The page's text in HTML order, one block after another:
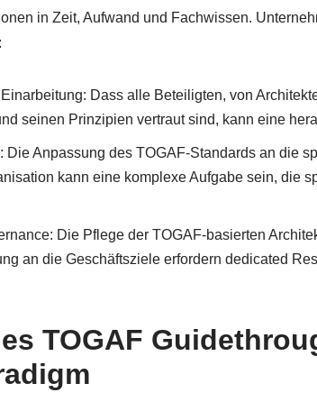
in Zeit, Aufwand und Fachwissen.
Dass alle Beteiligten, von
seinen Prinzipien vertraut sind, kann eine
Anpassung des TOGAF-Standards an die
kann eine komplexe Aufgabe sein, die
Die Pflege der TOGAF-basierten
an die Geschäftsziele erfordern dedicated
TOGAF